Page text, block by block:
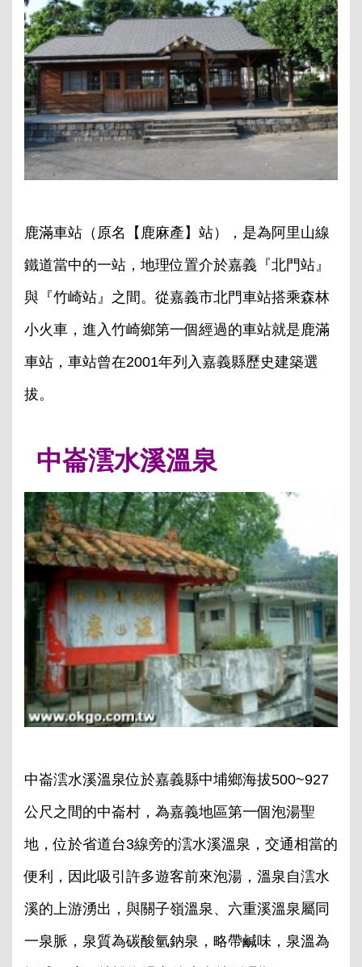
鹿滿車站（原名【鹿麻產】站），是為阿里山線
鐵道當中的一站，地理位置介於嘉義『北門站』
與『竹崎站』之間。從嘉義市北門車站搭乘森林
小火車，進入竹崎鄉第一個經過的車站就是鹿滿
車站，車站曾在2001年列入嘉義縣歷史建築選
拔。
中崙澐水溪溫泉
中崙澐水溪溫泉位於嘉義縣中埔鄉海拔500~927
公尺之間的中崙村，為嘉義地區第一個泡湯聖
地，位於省道台3線旁的澐水溪溫泉，交通相當的
便利，因此吸引許多遊客前來泡湯，溫泉自澐水
溪的上游湧出，與關子嶺溫泉、六重溪溫泉屬同
一泉脈，泉質為碳酸氫鈉泉，略帶鹹味，泉溫為